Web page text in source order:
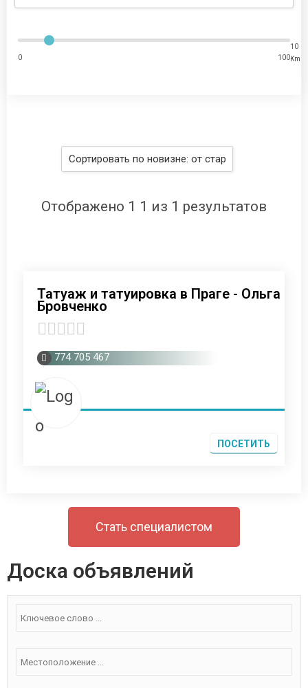
0
10
Km
100
Отображено 1 1 из 1 результатов
Татуаж и татуировка в Праге - Ольга
Бровченко
0
и
5
774 705 467
ПОСЕТИТЬ
Стать специалистом
Доска объявлений